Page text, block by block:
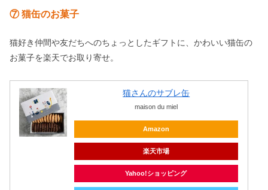
⑦ 猫缶のお菓子
猫好き仲間や友だちへのちょっとしたギフトに、かわいい猫缶の
お菓子を楽天でお取り寄せ。
猫さんのサブレ缶
maison du miel
Amazon
楽天市場
Yahoo!ショッピング